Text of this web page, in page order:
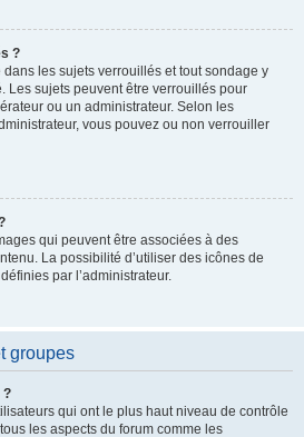
?
les sujets verrouillés et tout sondage y
Les sujets peuvent être verrouillés pour
ou un administrateur. Selon les
vous pouvez ou non verrouiller
qui peuvent être associées à des
La possibilité d’utiliser des icônes de
par l’administrateur.
groupes
?
qui ont le plus haut niveau de contrôle
les aspects du forum comme les